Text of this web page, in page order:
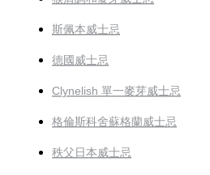
斯佩本威士忌
德國威士忌
Clynelish 單一麥芽威士忌
格倫斯科舍蘇格蘭威士忌
秩父日本威士忌